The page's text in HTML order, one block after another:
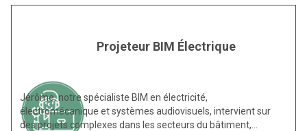
Projeteur BIM Électrique
Jérôme, notre spécialiste BIM en électricité,
électromécanique et systèmes audiovisuels, intervient sur
des projets complexes dans les secteurs du bâtiment,…